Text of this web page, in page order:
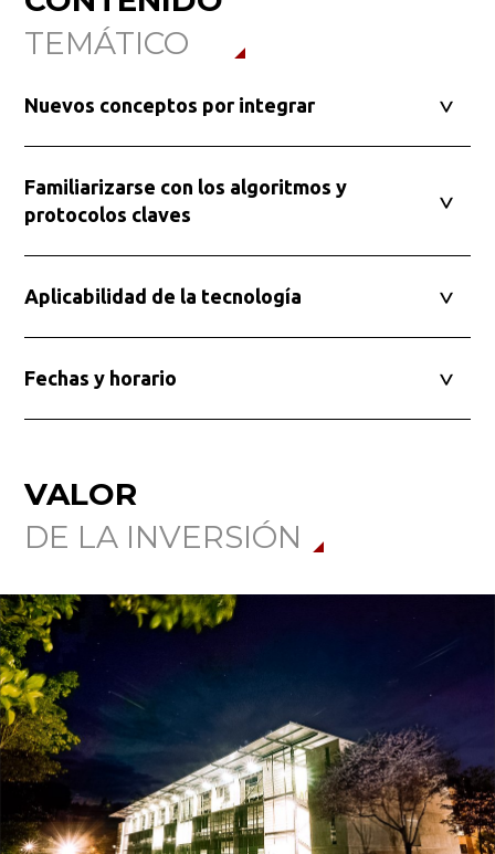
TEMÁTICO
Nuevos conceptos por integrar
Familiarizarse con los algoritmos y
protocolos claves
Aplicabilidad de la tecnología
Fechas y horario
VALOR
DE LA INVERSIÓN
Buscar en: *
Ordenar por: *